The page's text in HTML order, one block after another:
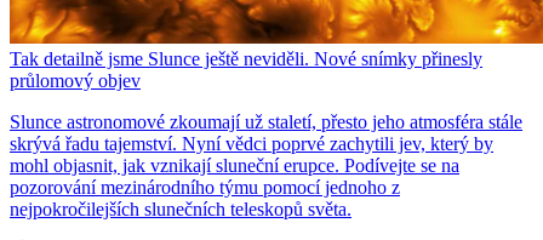
Tak detailně jsme Slunce ještě neviděli. Nové snímky přinesly
průlomový objev
Slunce astronomové zkoumají už staletí, přesto jeho atmosféra stále
skrývá řadu tajemství. Nyní vědci poprvé zachytili jev, který by
mohl objasnit, jak vznikají sluneční erupce. Podívejte se na
pozorování mezinárodního týmu pomocí jednoho z
nejpokročilejších slunečních teleskopů světa.